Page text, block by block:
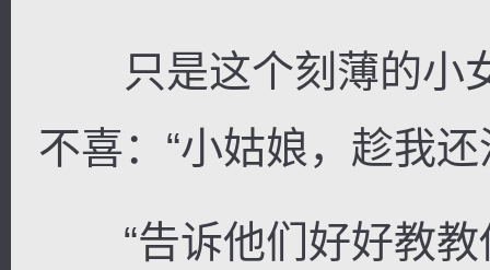
只是这个刻薄的小
不喜：“小姑娘，趁我
“告诉他们好好教教